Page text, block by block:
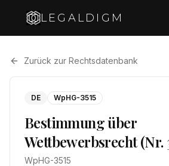
LEGALDIGM
Zurück zur Rechtsdatenbank
DE WpHG-3515
Bestimmung über
Wettbewerbsrecht (Nr.
WpHG-3515